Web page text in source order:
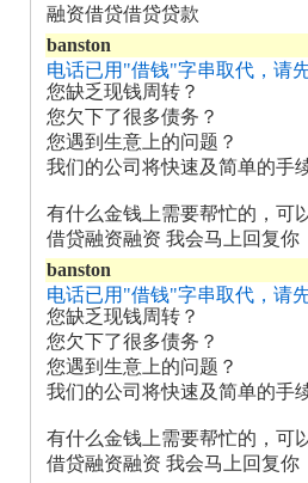
融资借贷借贷贷款
banston
电话已用"借钱"字串取代，请
您缺乏现钱周转？
您欠下了很多债务？
您遇到生意上的问题？
我们的公司将快速及简单的手
有什么金钱上需要帮忙的，可
借贷融资融资 我会马上回复你
banston
电话已用"借钱"字串取代，请
您缺乏现钱周转？
您欠下了很多债务？
您遇到生意上的问题？
我们的公司将快速及简单的手
有什么金钱上需要帮忙的，可
借贷融资融资 我会马上回复你